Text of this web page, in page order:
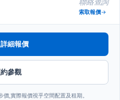
聯絡查詢
索取報價
細報價
參觀
,實際報價視乎空間配置及租期。